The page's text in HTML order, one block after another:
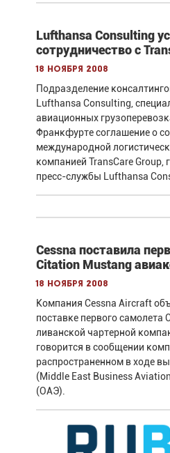
Lufthansa Consulting
сотрудничество с
18 ноября 2008
Подразделение
Lufthansa Consulting,
авиационных
Франкфурте соглашение о
международной
компанией TransCare Group,
пресс-службы Lufthansa
Cessna поставила
Citation Mustang
18 ноября 2008
Компания Cessna Aircraft
поставке первого самолета
ливанской чартерной
говорится в сообщении
распространенном в ходе
(Middle East Business
(ОАЭ).